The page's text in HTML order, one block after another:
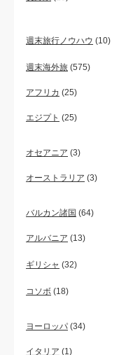
週末旅行ノウハウ (10)
週末海外旅 (575)
アフリカ (25)
エジプト (25)
オセアニア (3)
オーストラリア (3)
バルカン諸国 (64)
アルバニア (13)
ギリシャ (32)
コソボ (18)
ヨーロッパ (34)
イタリア (1)